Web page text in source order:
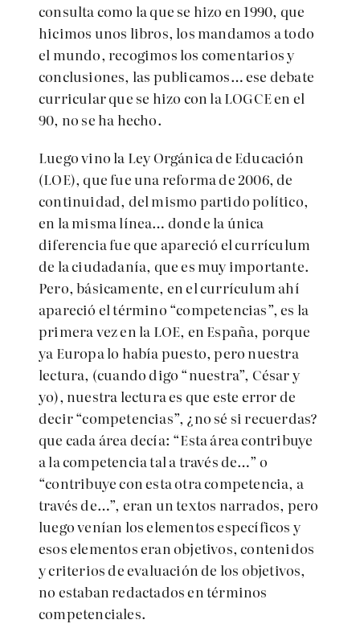
consulta como la que se hizo en 1990, que
hicimos unos libros, los mandamos a todo
el mundo, recogimos los comentarios y
conclusiones, las publicamos… ese debate
curricular que se hizo con la LOGCE en el
90, no se ha hecho.
Luego vino la Ley Orgánica de Educación
(LOE), que fue una reforma de 2006, de
continuidad, del mismo partido político,
en la misma línea… donde la única
diferencia fue que apareció el currículum
de la ciudadanía, que es muy importante.
Pero, básicamente, en el currículum ahí
apareció el término “competencias”, es la
primera vez en la LOE, en España, porque
ya Europa lo había puesto, pero nuestra
lectura, (cuando digo “nuestra”, César y
yo), nuestra lectura es que este error de
decir “competencias”, ¿no sé si recuerdas?
que cada área decía: “Esta área contribuye
a la competencia tal a través de…” o
“contribuye con esta otra competencia, a
través de…”, eran un textos narrados, pero
luego venían los elementos específicos y
esos elementos eran objetivos, contenidos
y criterios de evaluación de los objetivos,
no estaban redactados en términos
competenciales.